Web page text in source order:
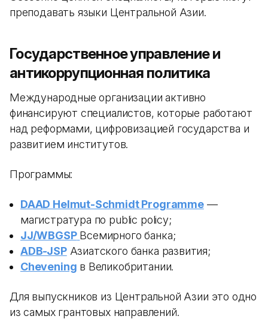
преподавать языки Центральной Азии.
Государственное управление и
антикоррупционная политика
Международные организации активно
финансируют специалистов, которые работают
над реформами, цифровизацией государства и
развитием институтов.
Программы:
DAAD Helmut-Schmidt Programme—
магистратура по public policy;
JJ/WBGSP Всемирного банка;
ADB-JSPАзиатского банка развития;
Chevening в Великобритании.
Для выпускников из Центральной Азии это одно
из самых грантовых направлений.